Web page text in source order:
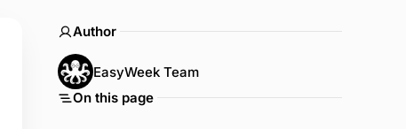
Author
EasyWeek Team
On this page